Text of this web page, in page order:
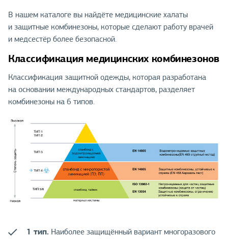
В нашем каталоге вы найдёте медицинские халаты
и защитные комбинезоны, которые сделают работу врачей
и медсестёр более безопасной.
Классификация медицинских комбинезонов
Классификация защитной одежды, которая разработана
на основании международных стандартов, разделяет
комбинезоны на 6 типов.
1 тип. Наиболее защищённый вариант многоразового